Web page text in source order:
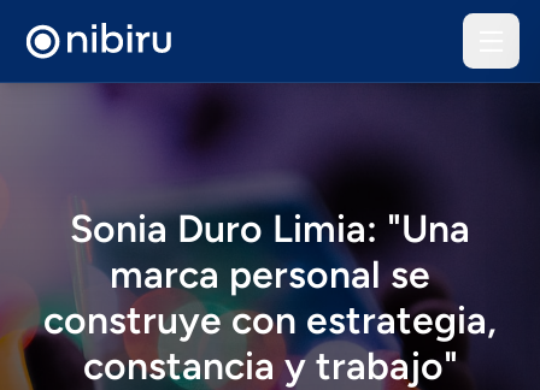
Sonia Duro Limia: "Una
marca personal se
construye con estrategia,
constancia y trabajo"